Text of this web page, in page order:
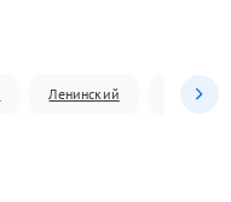
Ленинский